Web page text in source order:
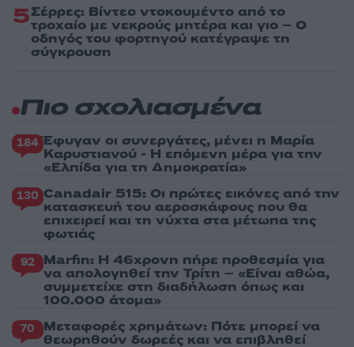
5Σέρρες: Βίντεο ντοκουμέντο από το
τροχαίο με νεκρούς μητέρα και γιο – Ο
οδηγός του φορτηγού κατέγραψε τη
σύγκρουση
Πιο σχολιασμένα
184 Έφυγαν οι συνεργάτες, μένει η Μαρία
Καρυστιανού - Η επόμενη μέρα για την
«Ελπίδα για τη Δημοκρατία»
130 Canadair 515: Οι πρώτες εικόνες από την
κατασκευή του αεροσκάφους που θα
επιχειρεί και τη νύχτα στα μέτωπα της
φωτιάς
92 Marfin: Η 46χρονη πήρε προθεσμία για
να απολογηθεί την Τρίτη – «Είναι αθώα,
συμμετείχε στη διαδήλωση όπως και
100.000 άτομα»
70 Μεταφορές χρημάτων: Πότε μπορεί να
θεωρηθούν δωρεές και να επιβληθεί